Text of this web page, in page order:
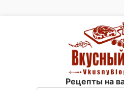
Рецепты на